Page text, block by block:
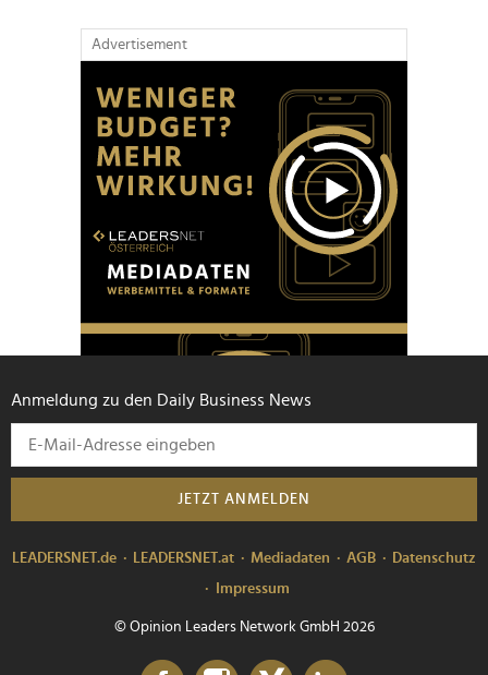
Advertisement
Anmeldung zu den Daily Business News
JETZT ANMELDEN
LEADERSNET.de LEADERSNET.at Mediadaten AGB
Datenschutz
Impressum
© Opinion Leaders Network GmbH 2026